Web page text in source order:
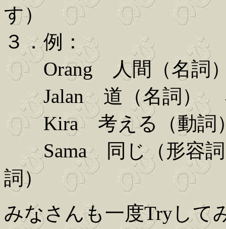
す）
３．例：
Orang 人間（名詞
Jalan 道（名詞） →
Kira 考える（動詞
Sama 同じ（形容
詞）
みなさんも一度Tryして